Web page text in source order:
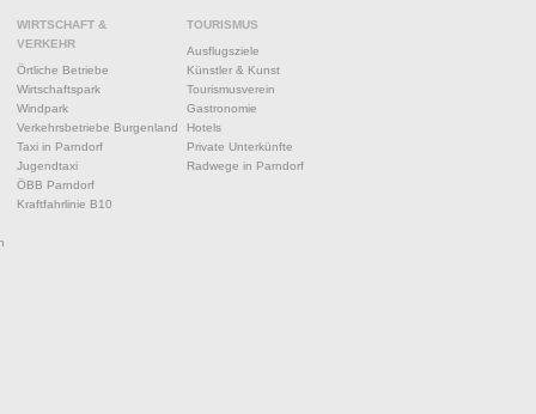
WIRTSCHAFT &
VERKEHR
Örtliche Betriebe
Wirtschaftspark
Windpark
Verkehrsbetriebe Burgenland
Taxi in Parndorf
Jugendtaxi
ÖBB Parndorf
Kraftfahrlinie B10
TOURISMUS
Ausflugsziele
Künstler & Kunst
Tourismusverein
Gastronomie
Hotels
Private Unterkünfte
Radwege in Parndorf